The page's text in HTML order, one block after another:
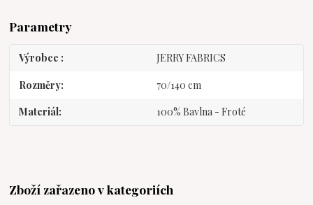
Parametry
Výrobce JERRY FABRICS
Rozměry 70/140 cm
Materiál 100% Bavlna - Froté
Zboží zařazeno v kategoriích